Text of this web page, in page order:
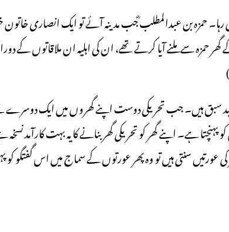
حمزہ بن عبدالمطلب ؓجب مدینہ آئے تو ایک انصاری خاتون
سے ملنے آیا کرتے تھے، ان کی اہلیہ ان ملاقاتوں کے
سبق ہیں۔ جب تحریکی دوست اپنے گھروں میں ایک دوسرے
ہے۔ اپنے گھر کو تحریکی گھر بنانے کا یہ بہت کارآمد
کی عورتیں سنتی ہیں تو وہ پھر عورتوں کے سماج میں اس گفتگو کو